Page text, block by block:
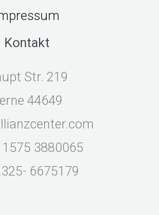
Kontakt
Str. 219
44649 Herne
3880065
6675179